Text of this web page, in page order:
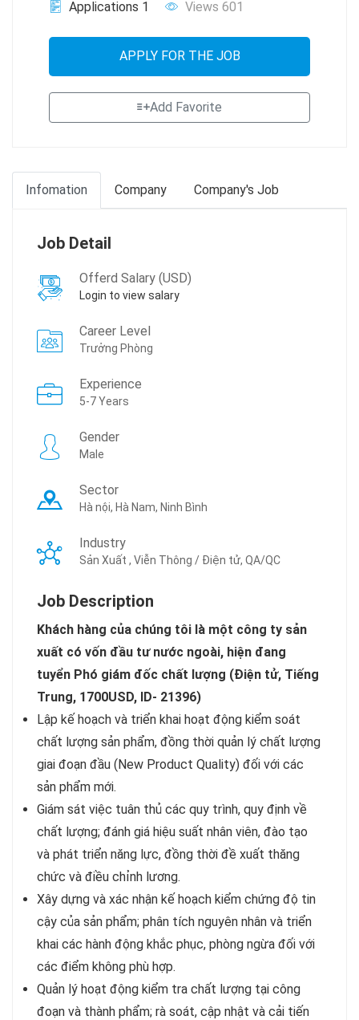
Applications 1
Views 601
APPLY FOR THE JOB
Add Favorite
Infomation Company Company's Job
Job Detail
Offerd Salary (USD)
Login to view salary
Career Level
Trưởng Phòng
Experience
5-7 Years
Gender
Male
Sector
Hà nội, Hà Nam, Ninh Bình
Industry
Sản Xuất , Viễn Thông / Điện tử, QA/QC
Job Description
Khách hàng của chúng tôi là một công ty sản
xuất có vốn đầu tư nước ngoài, hiện đang
tuyển Phó giám đốc chất lượng (Điện tử, Tiếng
Trung, 1700USD, ID- 21396)
Lập kế hoạch và triển khai hoạt động kiểm soát
chất lượng sản phẩm, đồng thời quản lý chất lượng
giai đoạn đầu (New Product Quality) đối với các
sản phẩm mới.
Giám sát việc tuân thủ các quy trình, quy định về
chất lượng; đánh giá hiệu suất nhân viên, đào tạo
và phát triển năng lực, đồng thời đề xuất thăng
chức và điều chỉnh lương.
Xây dựng và xác nhận kế hoạch kiểm chứng độ tin
cậy của sản phẩm; phân tích nguyên nhân và triển
khai các hành động khắc phục, phòng ngừa đối với
các điểm không phù hợp.
Quản lý hoạt động kiểm tra chất lượng tại công
đoạn và thành phẩm; rà soát, cập nhật và cải tiến